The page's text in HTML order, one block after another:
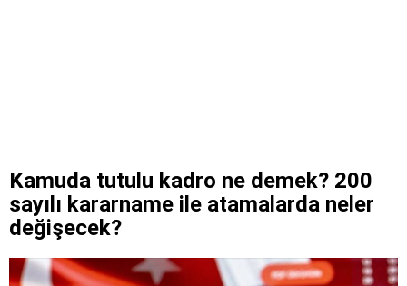
Kamuda tutulu kadro ne demek? 200
sayılı kararname ile atamalarda neler
değişecek?